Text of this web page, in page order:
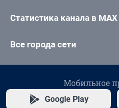
Статистика канала в MAX
Все города сети
Мобильное
Google Play